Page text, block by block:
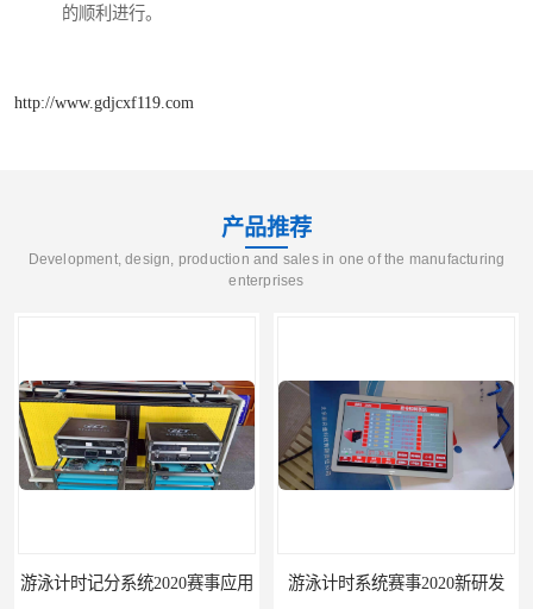
的顺利进行。
http://www.gdjcxf119.com
产品推荐
Development, design, production and sales in one of the manufacturing
enterprises
游泳计时记分系统2020赛事应用 游泳计时系统赛事2020新研发